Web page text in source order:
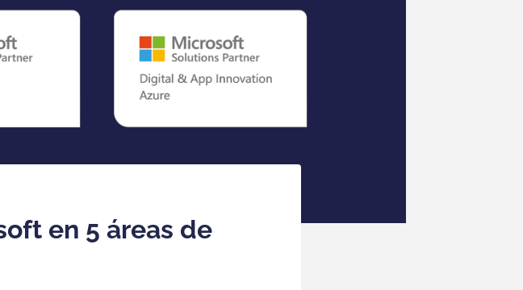
en 5 áreas de